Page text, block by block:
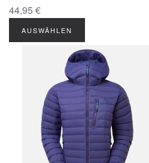
44,95 €
AUSWÄHLEN